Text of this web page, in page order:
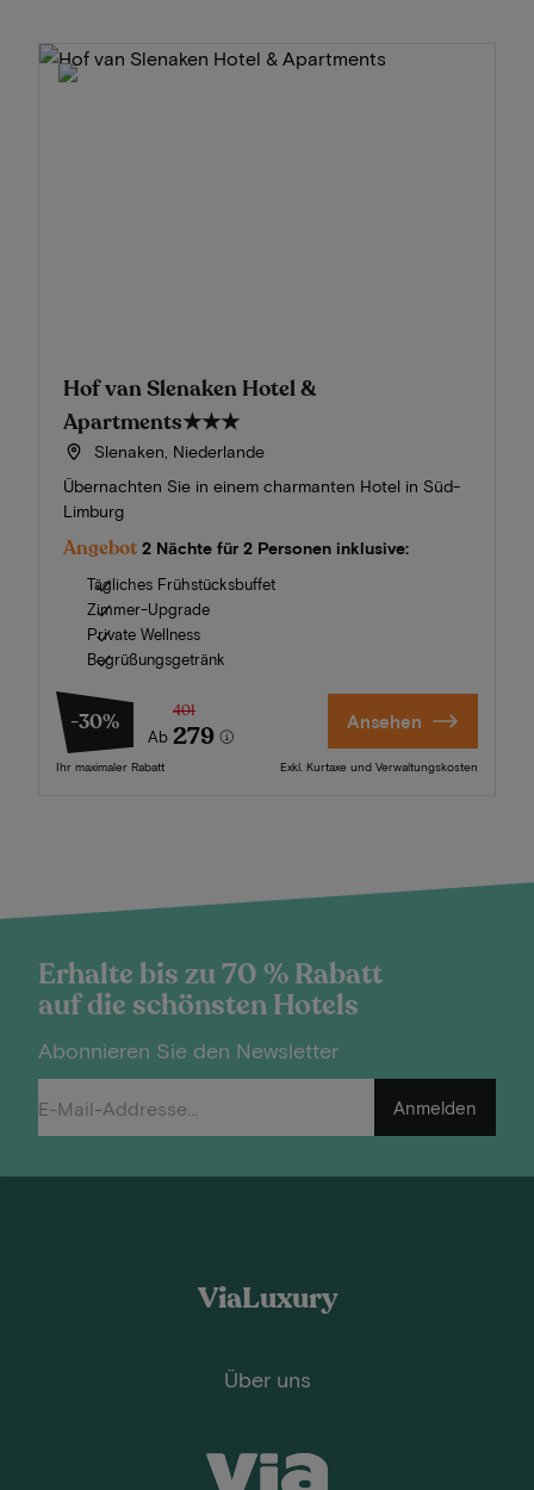
Hof van Slenaken Hotel &
Apartments★★★
Slenaken, Niederlande
Übernachten Sie in einem charmanten Hotel in Süd-
Limburg
Angebot 2 Nächte für 2 Personen inklusive:
Tägliches Frühstücksbuffet
Zimmer-Upgrade
Private Wellness
Begrüßungsgetränk
-30%
Ab
401
279
Ihr maximaler Rabatt
Ansehen
Exkl. Kurtaxe und Verwaltungskosten
Erhalte bis zu 70 % Rabatt
auf die schönsten Hotels
Abonnieren Sie den Newsletter
Anmelden
ViaLuxury
Über uns